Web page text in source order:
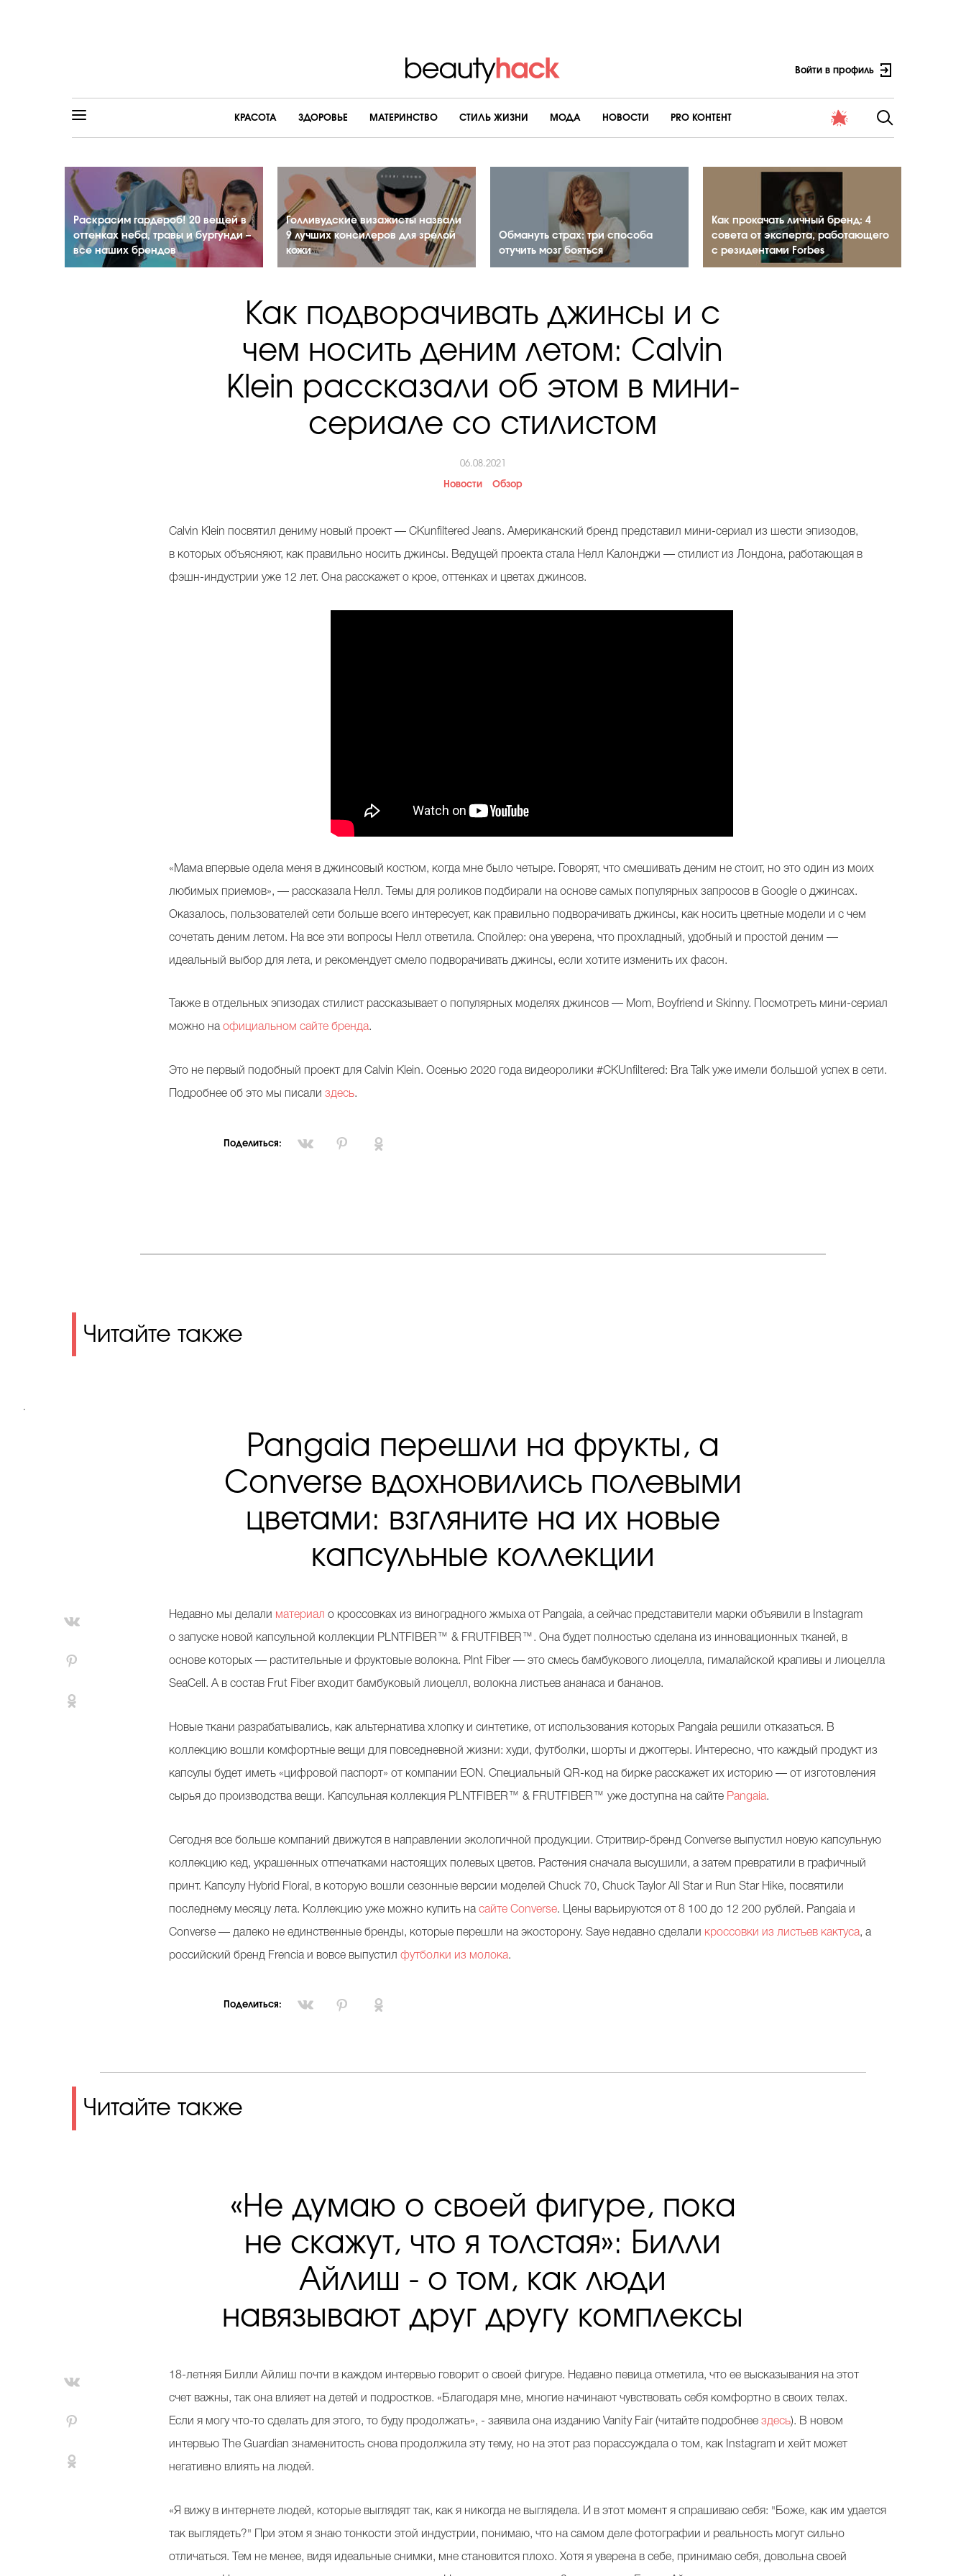
Войти в профиль
КРАСОТА ЗДОРОВЬЕ МАТЕРИНСТВО CТИЛЬ ЖИЗНИ МОДА НОВОСТИ PRO КОНТЕНТ
Раскрасим гардероб! 20 вещей в
оттенках неба, травы и бургунди –
все наших брендов
Голливудские визажисты назвали
9 лучших консилеров для зрелой
кожи
Обмануть страх: три способа
отучить мозг бояться
Как прокачать личный бренд: 4
совета от эксперта, работающего
с резидентами Forbes
Как подворачивать джинсы и с
чем носить деним летом: Calvin
Klein рассказали об этом в мини-
сериале со стилистом
06.08.2021
Новости Обзор
Calvin Klein посвятил дениму новый проект — CKunfiltered Jeans. Американский бренд представил мини-сериал из шести эпизодов,
в которых объясняют, как правильно носить джинсы. Ведущей проекта стала Нелл Калонджи — стилист из Лондона, работающая в
фэшн-индустрии уже 12 лет. Она расскажет о крое, оттенках и цветах джинсов.
«Мама впервые одела меня в джинсовый костюм, когда мне было четыре. Говорят, что смешивать деним не стоит, но это один из моих
любимых приемов», — рассказала Нелл. Темы для роликов подбирали на основе самых популярных запросов в Google о джинсах.
Оказалось, пользователей сети больше всего интересует, как правильно подворачивать джинсы, как носить цветные модели и с чем
сочетать деним летом. На все эти вопросы Нелл ответила. Спойлер: она уверена, что прохладный, удобный и простой деним —
идеальный выбор для лета, и рекомендует смело подворачивать джинсы, если хотите изменить их фасон.
Также в отдельных эпизодах стилист рассказывает о популярных моделях джинсов — Mom, Boyfriend и Skinny. Посмотреть мини-сериал
можно наофициальном сайте бренда.
Это не первый подобный проект для Calvin Klein. Осенью 2020 года видеоролики #CKUnfiltered: Bra Talk уже имели большой успех в сети.
Подробнее об это мы писализдесь.
Поделиться:
Читайте также
.
Pangaia перешли на фрукты, а
Converse вдохновились полевыми
цветами: взгляните на их новые
капсульные коллекции
Недавно мы делали материал о кроссовках из виноградного жмыха от Pangaia, а сейчас представители марки объявили в Instagram
о запуске новой капсульной коллекции PLNTFIBER™ & FRUTFIBER™. Она будет полностью сделана из инновационных тканей, в
основе которых — растительные и фруктовые волокна. Plnt Fiber — это смесь бамбукового лиоцелла, гималайской крапивы и лиоцелла
SeaCell. А в состав Frut Fiber входит бамбуковый лиоцелл, волокна листьев ананаса и бананов.
Новые ткани разрабатывались, как альтернатива хлопку и синтетике, от использования которых Pangaia решили отказаться. В
коллекцию вошли комфортные вещи для повседневной жизни: худи, футболки, шорты и джоггеры. Интересно, что каждый продукт из
капсулы будет иметь «цифровой паспорт» от компании EON. Специальный QR-код на бирке расскажет их историю — от изготовления
сырья до производства вещи. Капсульная коллекция PLNTFIBER™ & FRUTFIBER™ уже доступна на сайте Pangaia.
Сегодня все больше компаний движутся в направлении экологичной продукции. Стритвир-бренд Converse выпустил новую капсульную
коллекцию кед, украшенных отпечатками настоящих полевых цветов. Растения сначала высушили, а затем превратили в графичный
принт. Капсулу Hybrid Floral, в которую вошли сезонные версии моделей Chuck 70, Chuck Taylor All Star и Run Star Hike, посвятили
последнему месяцу лета. Коллекцию уже можно купить насайте Converse. Цены варьируются от 8 100 до 12 200 рублей. Pangaia и
Converse — далеко не единственные бренды, которые перешли на экосторону. Saye недавно сделали кроссовки из листьев кактуса, а
российский бренд Frencia и вовсе выпустилфутболки из молока.
Поделиться:
Читайте также
«Не думаю о своей фигуре, пока
не скажут, что я толстая»: Билли
Айлиш - о том, как люди
навязывают друг другу комплексы
18-летняя Билли Айлиш почти в каждом интервью говорит о своей фигуре. Недавно певица отметила, что ее высказывания на этот
счет важны, так она влияет на детей и подростков. «Благодаря мне, многие начинают чувствовать себя комфортно в своих телах.
Если я могу что-то сделать для этого, то буду продолжать», - заявила она изданию Vanity Fair (читайте подробнеездесь). В новом
интервью The Guardian знаменитость снова продолжила эту тему, но на этот раз порассуждала о том, как Instagram и хейт может
негативно влиять на людей.
«Я вижу в интернете людей, которые выглядят так, как я никогда не выглядела. И в этот момент я спрашиваю себя: "Боже, как им удается
так выглядеть?" При этом я знаю тонкости этой индустрии, понимаю, что на самом деле фотографии и реальность могут сильно
отличаться. Тем не менее, видя идеальные снимки, мне становится плохо. Хотя я уверена в себе, принимаю себя, довольна своей